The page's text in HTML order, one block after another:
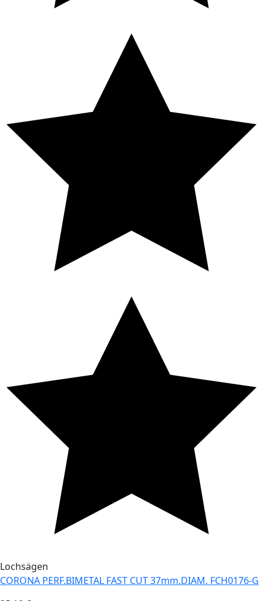
Lochsägen
CORONA PERF.BIMETAL FAST CUT 37mm.DIAM. FCH0176-G